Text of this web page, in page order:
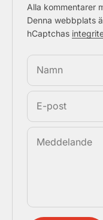
Alla kommentarer
Denna webbplats
hCaptchas
Namn
E-post
Meddelande